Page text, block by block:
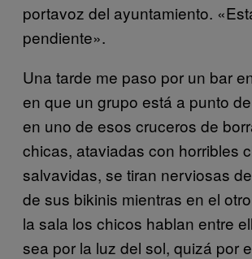
portavoz del ayuntamiento.
pendiente».
Una tarde me paso por un bar
en que un grupo está a punto
en uno de esos cruceros de
chicas, ataviadas con horribles
salvavidas, se tiran nerviosas
de sus bikinis mientras en el
la sala los chicos hablan entre
sea por la luz del sol, quizá por